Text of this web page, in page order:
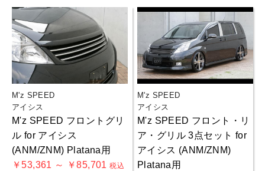
M'z SPEED
アイシス
M'z SPEED フロントグリ
ル for アイシス
(ANM/ZNM) Platana用
￥53,361 ～ ￥85,701税込
M'z SPEED
アイシス
M'z SPEED フロント・リ
ア・グリル 3点セット for
アイシス (ANM/ZNM)
Platana用